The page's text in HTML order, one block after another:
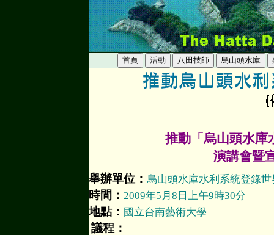
推動「烏山頭水庫
演講會暨
舉辦單位： 烏山頭水庫水利系統登錄
時間： 2009年5 月 8 日上午9時30分
地點： 國立台南藝術大學
議程：